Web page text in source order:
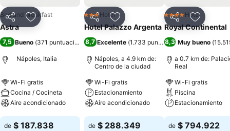
CompartirAgregar a favoritos
Bed and breakfast
Astra
7,5 Bueno (371 puntuaciones)
Nápoles, Italia
Wi-Fi gratis
Cocina / Cocineta
Aire acondicionado
Ver precios
de $ 187.838
CompartirAgregar a favoritos
3 Estrellas
Hotel
Hotel Palazzo Argenta
8,7 Excelente (1.733 puntuaciones)
Nápoles, a 4.9 km de:
Centro de la ciudad
Wi-Fi gratis
Estacionamiento
Aire acondicionado
Ver precios
de $ 288.349
CompartirAgregar
4 EstrellasHotel
Royal Continental
8,3 Muy bueno (
a 0.7 km de:
Real
Wi-Fi gratis
Piscina
Estacionamiento
Ver precios
de $ 794.922